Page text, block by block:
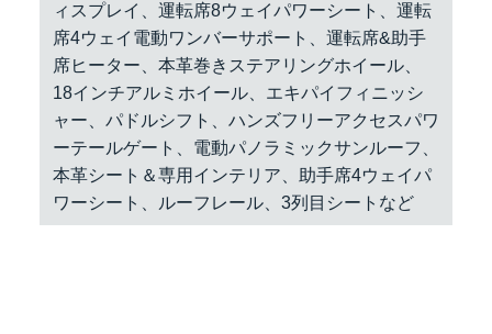
ィスプレイ、運転席8ウェイパワーシート、運転
席4ウェイ電動ワンバーサポート、運転席&助手
席ヒーター、本革巻きステアリングホイール、
18インチアルミホイール、エキパイフィニッシ
ャー、パドルシフト、ハンズフリーアクセスパワ
ーテールゲート、電動パノラミックサンルーフ、
本革シート＆専用インテリア、助手席4ウェイパ
ワーシート、ルーフレール、3列目シートなど